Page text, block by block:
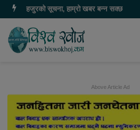
हजुरको सूचना, हाम्रो खबर बन्न सक्छ
Above Article Ad